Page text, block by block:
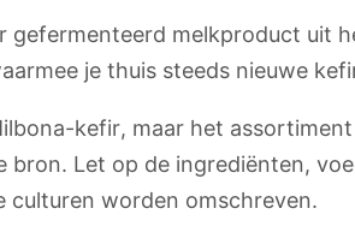
gefermenteerd melkproduct uit
je thuis steeds nieuwe
kefir, maar het
Let op de ingrediënten,
culturen worden omschreven.